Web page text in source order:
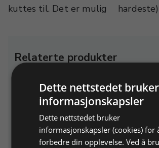
kuttes til. Det er mulig
Relaterte produkter
Dette nettstedet bruker
informasjonskapsler
Dette nettstedet bruker
informasjonskapsler (cookies) for
forbedre din opplevelse. Ved å